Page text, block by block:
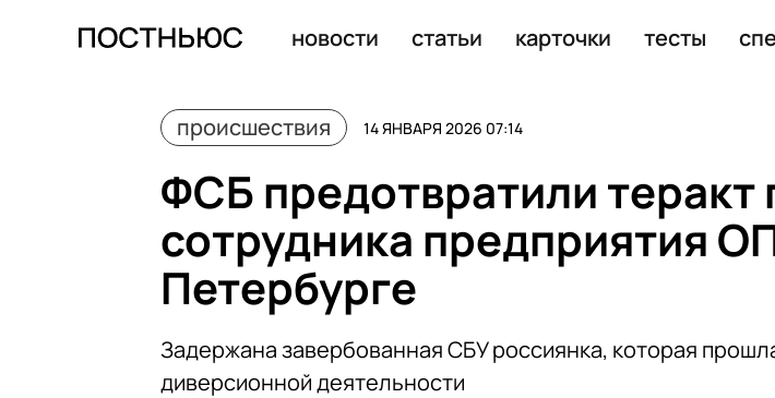
новости статьи карточки тесты
происшествия 14 ЯНВАРЯ 2026 07:14
ФСБ предотвратили теракт
сотрудника предприятия
Петербурге
Задержана завербованная СБУ россиянка, которая
диверсионной деятельности